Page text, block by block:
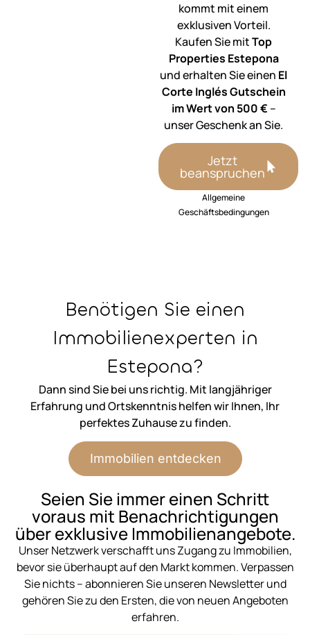
kommt mit einem
exklusiven Vorteil.
Kaufen Sie mitTop
Properties Estepona
und erhalten Sie einen El
Corte Inglés Gutschein
im Wert von 500 € –
unser Geschenk an Sie.
Jetzt
beanspruchen
Allgemeine
Geschäftsbedingungen
Benötigen Sie einen
Immobilienexperten in
Estepona?
Dann sind Sie bei uns richtig. Mit langjähriger
Erfahrung und Ortskenntnis helfen wir Ihnen, Ihr
perfektes Zuhause zu finden.
Immobilien entdecken
Seien Sie immer einen Schritt
voraus mit Benachrichtigungen
über exklusive Immobilienangebote.
Unser Netzwerk verschafft uns Zugang zu Immobilien,
bevor sie überhaupt auf den Markt kommen. Verpassen
Sie nichts – abonnieren Sie unseren Newsletter und
gehören Sie zu den Ersten, die von neuen Angeboten
erfahren.